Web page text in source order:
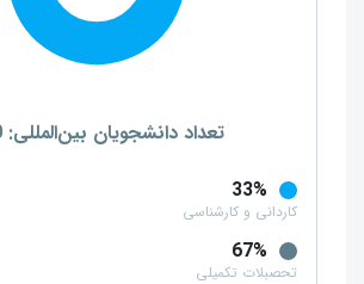
تعداد دانشجویان بین‌المللی: 320
33%
کاردانی و کارشناسی
67%
تحصبلات تکمیلی